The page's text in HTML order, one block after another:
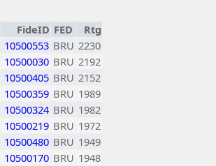
FideID FED
Rtg
10500553 BRU 2230
10500030 BRU 2192
10500405 BRU 2152
10500359 BRU 1989
10500324 BRU 1982
10500219 BRU 1972
10500480 BRU 1949
10500170 BRU 1948